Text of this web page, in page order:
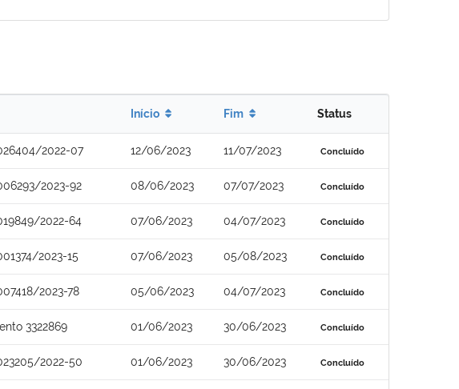
Início Fim Status
2022-07 12/06/2023 11/07/2023 Concluído
2023-92 08/06/2023 07/07/2023 Concluído
2022-64 07/06/2023 04/07/2023 Concluído
2023-15 07/06/2023 05/08/2023 Concluído
2023-78 05/06/2023 04/07/2023 Concluído
3322869 01/06/2023 30/06/2023 Concluído
2022-50 01/06/2023 30/06/2023 Concluído